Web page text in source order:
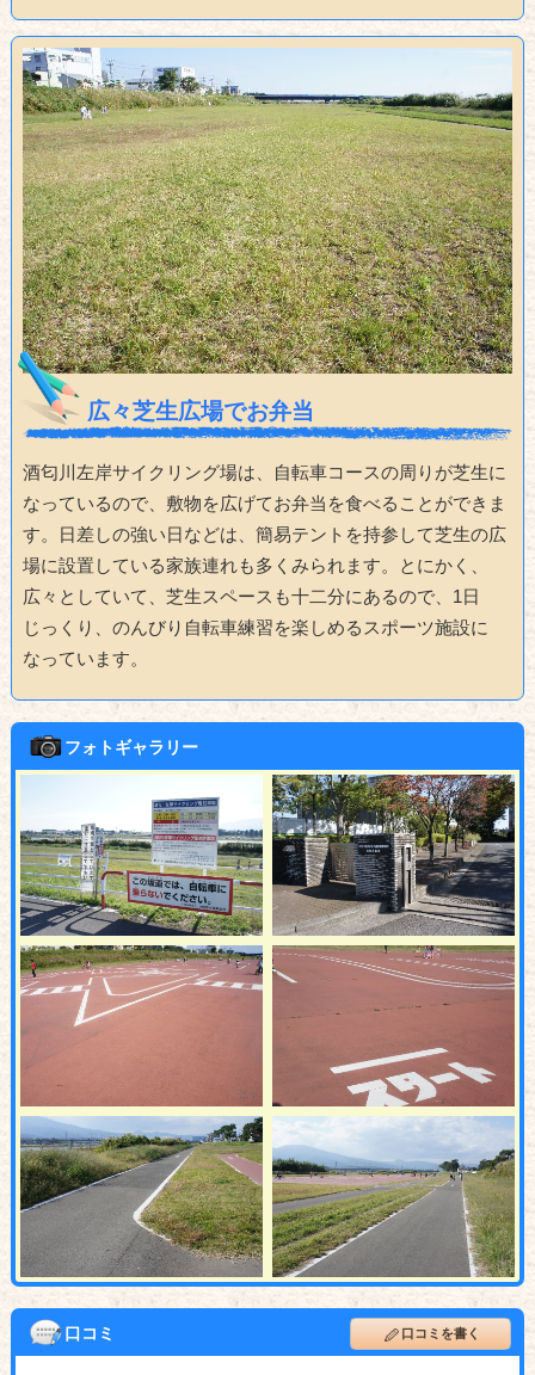
広々芝生広場でお弁当
酒匂川左岸サイクリング場は、自転車コースの周りが芝生に
なっているので、敷物を広げてお弁当を食べることができま
す。日差しの強い日などは、簡易テントを持参して芝生の広
場に設置している家族連れも多くみられます。とにかく、
広々としていて、芝生スペースも十二分にあるので、1日
じっくり、のんびり自転車練習を楽しめるスポーツ施設に
なっています。
フォトギャラリー
口コミ 口コミを書く